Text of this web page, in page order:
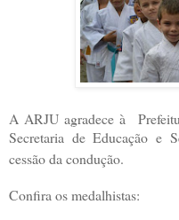
A ARJU agradece à
Secretaria de Educação e
cessão da condução.
Confira os medalhistas: